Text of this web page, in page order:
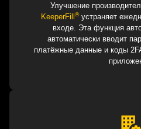
Улучшение
KeeperFill®устраняет
входе. Эта функция
автоматически вводит
платёжные данные и коды